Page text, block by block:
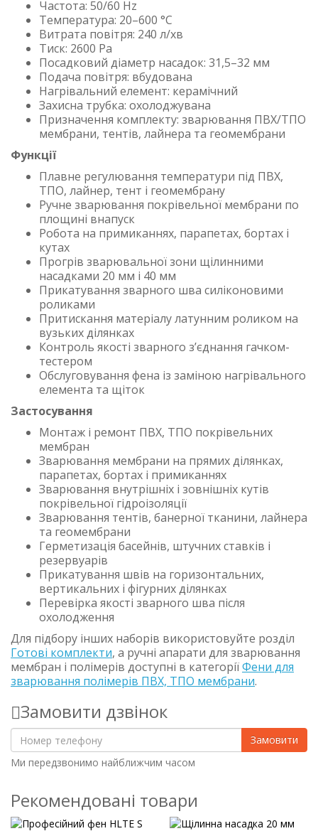
Частота: 50/60 Hz
Температура: 20–600 °C
Витрата повітря: 240 л/хв
Тиск: 2600 Pa
Посадковий діаметр насадок: 31,5–32 мм
Подача повітря: вбудована
Нагрівальний елемент: керамічний
Захисна трубка: охолоджувана
Призначення комплекту: зварювання ПВХ/ТПО
мембрани, тентів, лайнера та геомембрани
Функції
Плавне регулювання температури під ПВХ,
ТПО, лайнер, тент і геомембрану
Ручне зварювання покрівельної мембрани по
площині внапуск
Робота на примиканнях, парапетах, бортах і
кутах
Прогрів зварювальної зони щілинними
насадками 20 мм і 40 мм
Прикатування зварного шва силіконовими
роликами
Притискання матеріалу латунним роликом на
вузьких ділянках
Контроль якості зварного з’єднання гачком-
тестером
Обслуговування фена із заміною нагрівального
елемента та щіток
Застосування
Монтаж і ремонт ПВХ, ТПО покрівельних
мембран
Зварювання мембрани на прямих ділянках,
парапетах, бортах і примиканнях
Зварювання внутрішніх і зовнішніх кутів
покрівельної гідроізоляції
Зварювання тентів, банерної тканини, лайнера
та геомембрани
Герметизація басейнів, штучних ставків і
резервуарів
Прикатування швів на горизонтальних,
вертикальних і фігурних ділянках
Перевірка якості зварного шва після
охолодження
Для підбору інших наборів використовуйте розділ
Готові комплекти, а ручні апарати для зварювання
мембран і полімерів доступні в категоріїФени для
зварювання полімерів ПВХ, ТПО мембрани.
Замовити дзвінок
Замовити
Ми передзвонимо найближчим часом
Рекомендовані товари